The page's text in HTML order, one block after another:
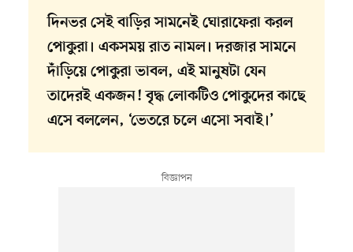
দিনভর সেই বাড়ির সামনেই ঘোরাফেরা করল
পোকুরা। একসময় রাত নামল। দরজার সামনে
দাঁড়িয়ে পোকুরা ভাবল, এই মানুষটা যেন
তাদেরই একজন! বৃদ্ধ লোকটিও পোকুদের কাছে
এসে বললেন, ‘ভেতরে চলে এসো সবাই।’